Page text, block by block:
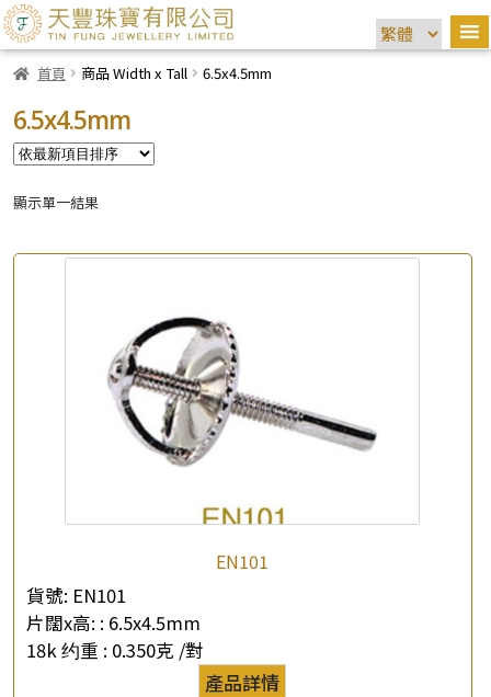
首頁 商品 Width x Tall 6.5x4.5mm
6.5x4.5mm
顯示單一結果
EN101
貨號: EN101
片闊x高: : 6.5x4.5mm
18k 约重 : 0.350克 /對
產品詳情